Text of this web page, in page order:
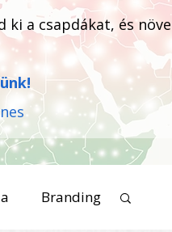
a csapdákat, és
Branding